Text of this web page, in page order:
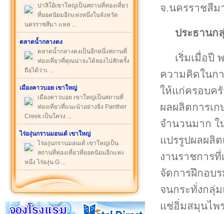
ปาลิโอ้เขาใหญ่เป็นสถานที่ท่องเที่ยว
ที่ยอดนิยมอีกแห่งหนึ่งในจังหวัด
นครราชสีมา แหล ...
ตลาดน้ำกลางดง
ตลาดน้ำกลางดงเป็นอีกหนึ่งสถานที่
ท่องเที่ยวที่คุณน่าจะได้ลองไปสักครั้ง
ถือได้ว่าเ ...
เมืองคาวบอย เขาใหญ่
เมืองคาวบอย เขาใหญ่เป็นสถานที่
ท่องเที่ยวที่แนะนำอย่างยิ่ง Panther
Creek เป็นโครง ...
ไร่องุ่นกรานมอนเต้ เขาใหญ่
ไร่องุ่นกรานมอนเต้ เขาใหญ่เป็น
สถานที่ท่องเที่ยวที่ยอดนิยมอีกแห่ง
หนึ่ง ไร่องุ่น G ...
จ.นครราชสีม
ประธานก
เริ่มเมื่อปี
ความคิดในก
ให้แก่ครอบค
ผลผลิตการเ
จำนวนมาก
แปรรูปผลผลิ
งานราชการ
จัดการฝึกอบ
จนกระทั่งกลุ่
แช่อิ่มสมุนไพ